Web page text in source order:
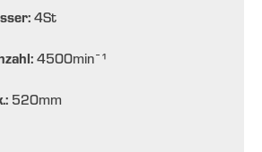
4St
4500min¯¹
520mm